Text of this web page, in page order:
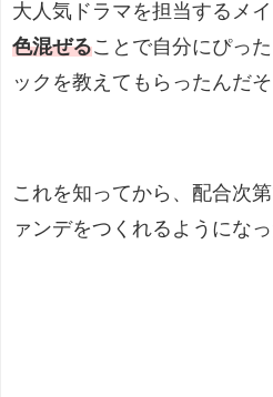
大人気ドラマを担当するメイ
色混ぜることで自分にぴっ
ックを教えてもらったんだそ
これを知ってから、配合次
ァンデをつくれるようにな